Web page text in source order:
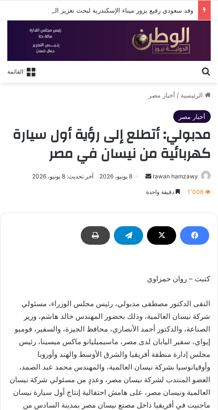
القائمة
الرئيسية / أخبار مصر
أخبار مصر
مدبولي: أتطلع إلى رؤية أول سيارة
كهربائية من نيسان في مصر
rawan hamzawy
أرسل 8 يونيو، 2026 آخر تحديث: 8 يونيو، 2026
1٬006 دقيقة واحدة
كتبت – روان حمزاوي
التقى الدكتور مصطفى مدبولي، رئيس مجلس الوزراء، مسئولي
شركة نيسان العالمية، وذلك بحضور المهندس خالد هاشم، وزير
الصناعة، والدكتور أحمد الأنصاري، محافظ الجيزة، والسفير، فوميو
إيواي، سفير اليابان لدى مصر، ماسيميليانو ماكس ميسينا، رئيس
مجلس إدارة منطقة أفريقيا والشرق الأوسط والهند وأوروبا
وأوقيانوسيا بشركة نيسان العالمية، والمهندس محمد عبد الصمد،
العضو المنتدب لشركة نيسان مصر، وعددٍ من مسئولي شركة نيسان
العالمية ونيسان مصر، على هامش احتفالية إنتاج أول سيارة نيسان
ماجنيت في أفريقيا داخل مصنع نيسان مصر بمدينة السادس من